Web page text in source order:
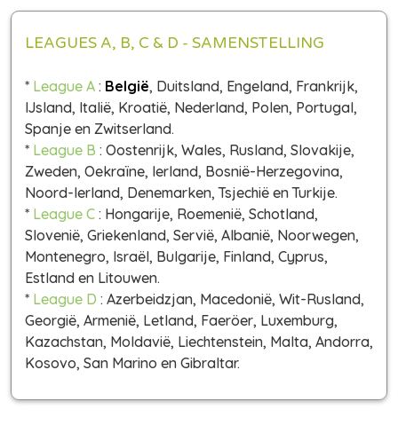
LEAGUES A, B, C & D - SAMENSTELLING
* League A : België, Duitsland, Engeland, Frankrijk,
IJsland, Italië, Kroatië, Nederland, Polen, Portugal,
Spanje en Zwitserland.
* League B : Oostenrijk, Wales, Rusland, Slovakije,
Zweden, Oekraïne, Ierland, Bosnië-Herzegovina,
Noord-Ierland, Denemarken, Tsjechië en Turkije.
* League C : Hongarije, Roemenië, Schotland,
Slovenië, Griekenland, Servië, Albanië, Noorwegen,
Montenegro, Israël, Bulgarije, Finland, Cyprus,
Estland en Litouwen.
* League D : Azerbeidzjan, Macedonië, Wit-Rusland,
Georgië, Armenië, Letland, Faeröer, Luxemburg,
Kazachstan, Moldavië, Liechtenstein, Malta, Andorra,
Kosovo, San Marino en Gibraltar.